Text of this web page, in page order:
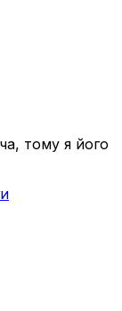
тому я його